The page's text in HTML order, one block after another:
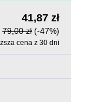
41,87 zł
79,00 zł (-47%)
cena z 30 dni